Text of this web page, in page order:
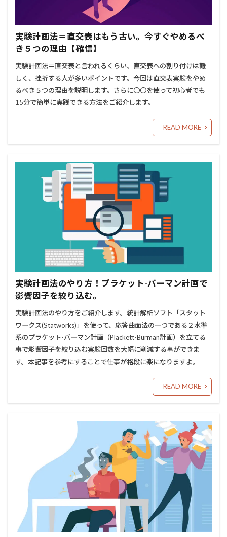
実験計画法＝直交表はもう古い。今すぐやめるべ
き５つの理由【確信】
実験計画法＝直交表と言われるくらい、直交表への割り付けは難
しく、挫折する人が多いポイントです。今回は直交表実験をやめ
るべき５つの理由を説明します。さらに〇〇を使って初心者でも
15分で簡単に実践できる方法をご紹介します。
READ MORE
実験計画法のやり方！プラケット-バーマン計画で
影響因子を絞り込む。
実験計画法のやり方をご紹介します。統計解析ソフト「スタット
ワークス(Statworks)」を使って、応答曲面法の一つである２水準
系のプラケット-バーマン計画（Plackett-Burman計画）を立てる
事で影響因子を絞り込む実験回数を大幅に削減する事ができま
す。本記事を参考にすることで仕事が格段に楽になりますよ。
READ MORE